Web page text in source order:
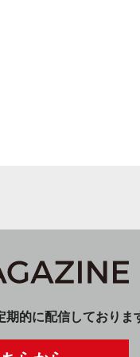
期的に配信しておりま